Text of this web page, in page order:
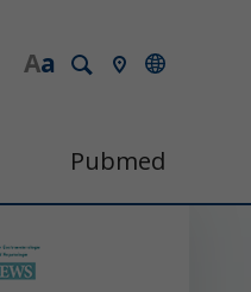
a
A
Pubmed